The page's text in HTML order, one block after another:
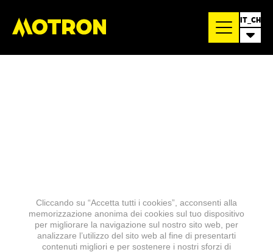
IT_CH
Cliccando su “Accetta tutti i cookies”, acconsenti alla
memorizzazione anonima dei cookies sul tuo dispositivo
per migliorare la navigazione sul nostro sito web, per
analizzare l’utilizzo del sito web al fine di presentarti
contenuti migliori e per sostenere i nostri sforzi di